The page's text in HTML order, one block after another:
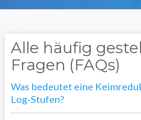
Alle häufig
Fragen (FAQs)
Was bedeutet eine
Log-Stufen?